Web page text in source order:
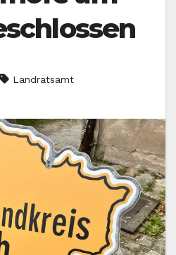
Landratsamt